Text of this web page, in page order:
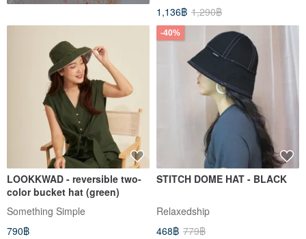
1,136฿ 1,290฿
LOOKKWAD - reversible two-
color bucket hat (green)
Something Simple
790฿
-40%
STITCH DOME HAT - BLACK
Relaxedship
468฿ 779฿